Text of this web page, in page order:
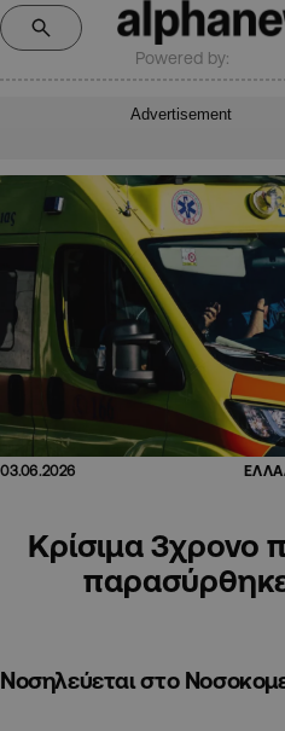
Powered by:
Advertisement
03.06.2026
Κρίσιμα 3χρονο
Νοσηλεύεται στο